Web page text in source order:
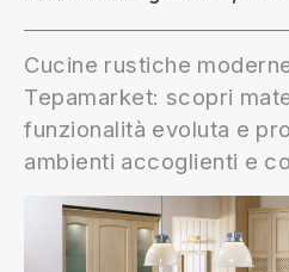
Cucine rustiche
Tepamarket: scopri
funzionalità evoluta e
ambienti accoglienti e